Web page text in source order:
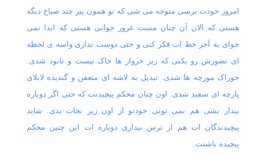
امروز خودت برسی متوجه می شی که تو همون پیر چند صباح دیگه
هستی که الان آن چنان مست غرور جوانی هستی که ابدا نمی
خوای به آخر خط ات فکر کنی و حتی دوست نداری واسه ی لحظه
ای تصورش رو بکنی که زیر خروار ها خاک نیست و نابود شدی.
خوراک مورچه ها شدی. تبدیل به لاشه ای متعفن و گندیده لابلای
پارچه ای سفید شدی. اون چنان محکم پیچیدنت که حتی اگر دوباره
بیدار بشی هم نمی تونی خودتو از اون زیر نجات بدی. شاید
پیچیدندگان ات هم از ترس بیداری دوباره ات این چنین محکم
پیچیده باشنت.